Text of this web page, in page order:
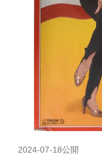
2024-07-18公開